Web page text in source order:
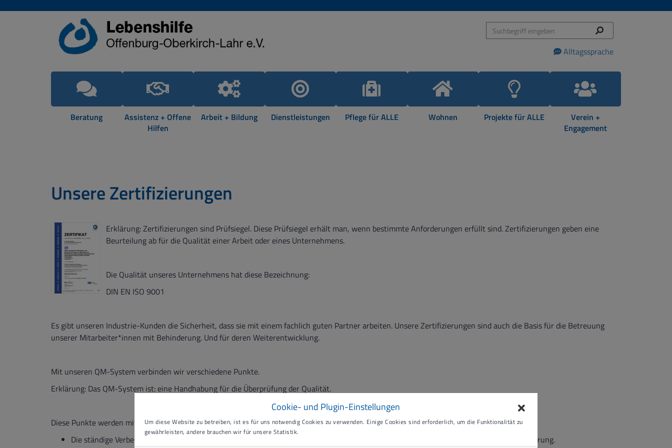
Alltagssprache
Beratung
Assistenz + Offene
Hilfen
Arbeit + Bildung Dienstleistungen Pflege für ALLE Wohnen Projekte für ALLE
Verein +
Engagement
Unsere Zertifizierungen
Erklärung: Zertifizierungen sind Prüfsiegel. Diese Prüfsiegel erhält man, wenn bestimmte Anforderungen erfüllt sind. Zertifizierungen geben eine
Beurteilung ab für die Qualität einer Arbeit oder eines Unternehmens.
Die Qualität unseres Unternehmens hat diese Bezeichnung:
DIN EN ISO 9001
Es gibt unseren Industrie-Kunden die Sicherheit, dass sie mit einem fachlich guten Partner arbeiten. Unsere Zertifizierungen sind auch die Basis für die Betreuung
unserer Mitarbeiter*innen mit Behinderung. Und für deren Weiterentwicklung.
Mit unseren QM-System verbinden wir verschiedene Punkte.
Erklärung: Das QM-System ist: eine Handhabung für die Überprüfung der Qualität.
Diese Punkte werden mit unserem QM-System überprüft:
Die ständige Verbesserung unserer Abläufe in der Herstellung der Produkte. Sowie die Begleitung unserer Mitarbeiter*innen mit Behinderung.
Cookie- und Plugin-Einstellungen
Um diese Website zu betreiben, ist es für uns notwendig Cookies zu verwenden. Einige Cookies sind erforderlich, um die Funktionalität zu
gewährleisten, andere brauchen wir für unsere Statistik.